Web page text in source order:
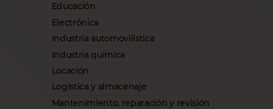
Educación
Electrónica
Industria automovilística
Industria química
Locación
Logística y almacenaje
Mantenimiento, reparación y revisión